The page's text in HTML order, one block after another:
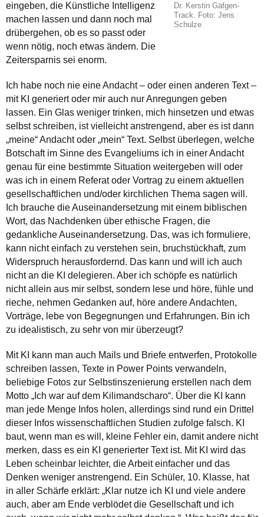
Dr. Kerstin Gäfgen-
Track. Foto: Jens
Schulze
eingeben, die Künstliche Intelligenz
machen lassen und dann noch mal
drübergehen, ob es so passt oder
wenn nötig, noch etwas ändern. Die
Zeitersparnis sei enorm.
Ich habe noch nie eine Andacht – oder einen anderen Text –
mit KI generiert oder mir auch nur Anregungen geben
lassen. Ein Glas weniger trinken, mich hinsetzen und etwas
selbst schreiben, ist vielleicht anstrengend, aber es ist dann
„meine“ Andacht oder „mein“ Text. Selbst überlegen, welche
Botschaft im Sinne des Evangeliums ich in einer Andacht
genau für eine bestimmte Situation weitergeben will oder
was ich in einem Referat oder Vortrag zu einem aktuellen
gesellschaftlichen und/oder kirchlichen Thema sagen will.
Ich brauche die Auseinandersetzung mit einem biblischen
Wort, das Nachdenken über ethische Fragen, die
gedankliche Auseinandersetzung. Das, was ich formuliere,
kann nicht einfach zu verstehen sein, bruchstückhaft, zum
Widerspruch herausfordernd. Das kann und will ich auch
nicht an die KI delegieren. Aber ich schöpfe es natürlich
nicht allein aus mir selbst, sondern lese und höre, fühle und
rieche, nehmen Gedanken auf, höre andere Andachten,
Vorträge, lebe von Begegnungen und Erfahrungen. Bin ich
zu idealistisch, zu sehr von mir überzeugt?
Mit KI kann man auch Mails und Briefe entwerfen, Protokolle
schreiben lassen, Texte in Power Points verwandeln,
beliebige Fotos zur Selbstinszenierung erstellen nach dem
Motto „Ich war auf dem Kilimandscharo“. Über die KI kann
man jede Menge Infos holen, allerdings sind rund ein Drittel
dieser Infos wissenschaftlichen Studien zufolge falsch. KI
baut, wenn man es will, kleine Fehler ein, damit andere nicht
merken, dass es ein KI generierter Text ist. Mit KI wird das
Leben scheinbar leichter, die Arbeit einfacher und das
Denken weniger anstrengend. Ein Schüler, 10. Klasse, hat
in aller Schärfe erklärt: „Klar nutze ich KI und viele andere
auch, aber am Ende verblödet die Gesellschaft und ich